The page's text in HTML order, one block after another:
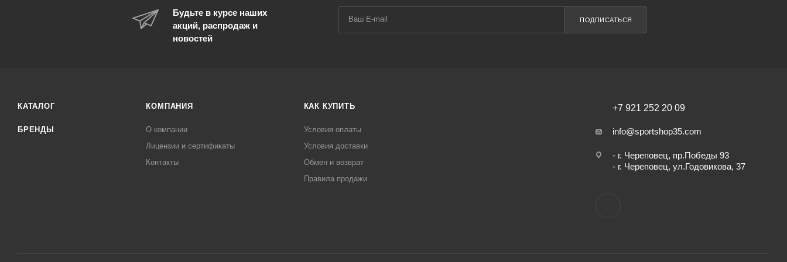
Будьте в курсе наших
акций, распродаж и
новостей
ПОДПИСАТЬСЯ
КАТАЛОГ
БРЕНДЫ
КОМПАНИЯ
О компании
Лицензии и сертификаты
Контакты
КАК КУПИТЬ
Условия оплаты
Условия доставки
Обмен и возврат
Правила продажи
+7 921 252 20 09
info@sportshop35.com
- г. Череповец, пр.Победы 93
- г. Череповец, ул.Годовикова, 37